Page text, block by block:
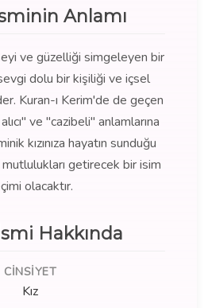
Anlamı
ve güzelliği simgeleyen bir
dolu bir kişiliği ve içsel
Kuran-ı Kerim'de de geçen
ve "cazibeli" anlamlarına
kızınıza hayatın sunduğu
getirecek bir isim
olacaktır.
Hakkında
CINSIYET
Kız